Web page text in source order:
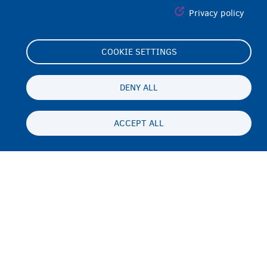
Privacy policy
COOKIE SETTINGS
DENY ALL
ACCEPT ALL
Footer
(menu)
Cookie Settings
حریم شخصی و رفع مسئولیت
FA
Persistent
menu